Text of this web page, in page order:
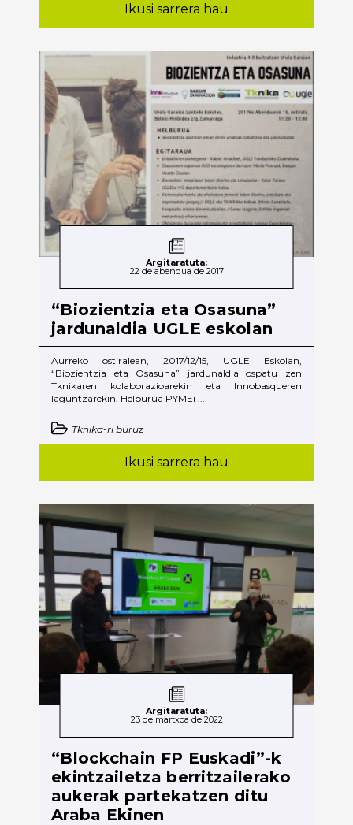
Ikusi sarrera hau
Argitaratuta:
22 de abendua de 2017
“Biozientzia eta Osasuna”
jardunaldia UGLE eskolan
Aurreko ostiralean, 2017/12/15, UGLE Eskolan,
“Biozientzia eta Osasuna” jardunaldia ospatu zen
Tknikaren kolaborazioarekin eta Innobasqueren
laguntzarekin. Helburua PYMEi ...
Tknika-ri buruz
Ikusi sarrera hau
Argitaratuta:
23 de martxoa de 2022
“Blockchain FP Euskadi”-k
ekintzailetza berritzailerako
aukerak partekatzen ditu
Araba Ekinen